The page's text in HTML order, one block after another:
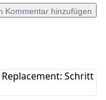
Kommentar hinzufügen